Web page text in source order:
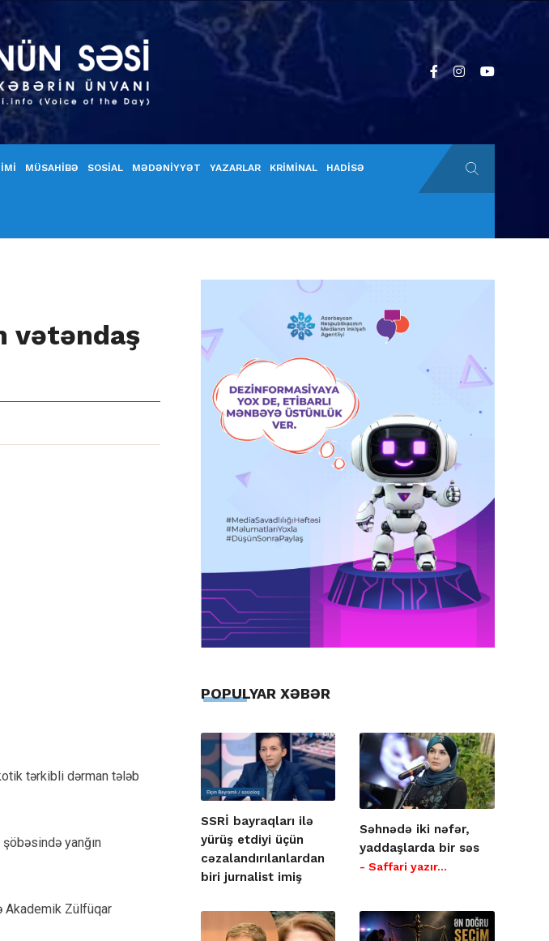
MÜSAHİBƏ SOSİAL MƏDƏNİYYƏT YAZARLAR KRİMİNAL HADİSƏ
vətəndaş
tərkibli dərman tələb
yanğın
Akademik Zülfüqar
POPULYAR XƏBƏR
SSRİ bayraqları ilə
yürüş etdiyi üçün
cəzalandırılanlardan
biri jurnalist imiş
Səhnədə iki nəfər,
yaddaşlarda bir səs
- Saffari yazır…